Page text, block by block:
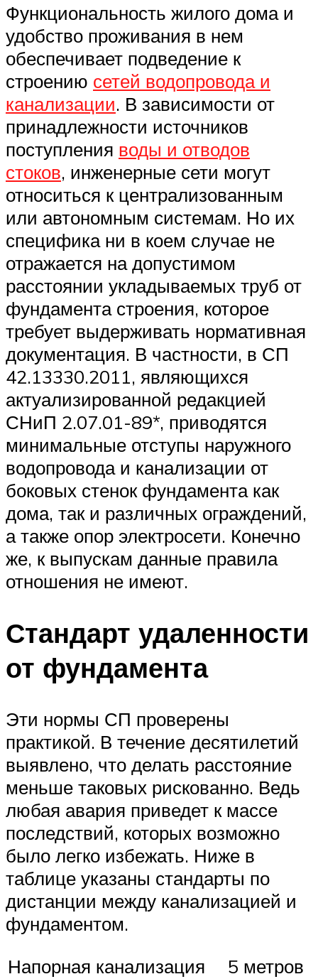
Функциональность жилого дома и
удобство проживания в нем
обеспечивает подведение к
строению сетей водопровода и
канализации. В зависимости от
принадлежности источников
поступления воды и отводов
стоков, инженерные сети могут
относиться к централизованным
или автономным системам. Но их
специфика ни в коем случае не
отражается на допустимом
расстоянии укладываемых труб от
фундамента строения, которое
требует выдерживать нормативная
документация. В частности, в СП
42.13330.2011, являющихся
актуализированной редакцией
СНиП 2.07.01-89*, приводятся
минимальные отступы наружного
водопровода и канализации от
боковых стенок фундамента как
дома, так и различных ограждений,
а также опор электросети. Конечно
же, к выпускам данные правила
отношения не имеют.
Стандарт удаленности
от фундамента
Эти нормы СП проверены
практикой. В течение десятилетий
выявлено, что делать расстояние
меньше таковых рискованно. Ведь
любая авария приведет к массе
последствий, которых возможно
было легко избежать. Ниже в
таблице указаны стандарты по
дистанции между канализацией и
фундаментом.
Напорная канализация
5 метров